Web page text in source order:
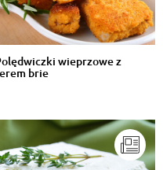
wieprzowe z
brie